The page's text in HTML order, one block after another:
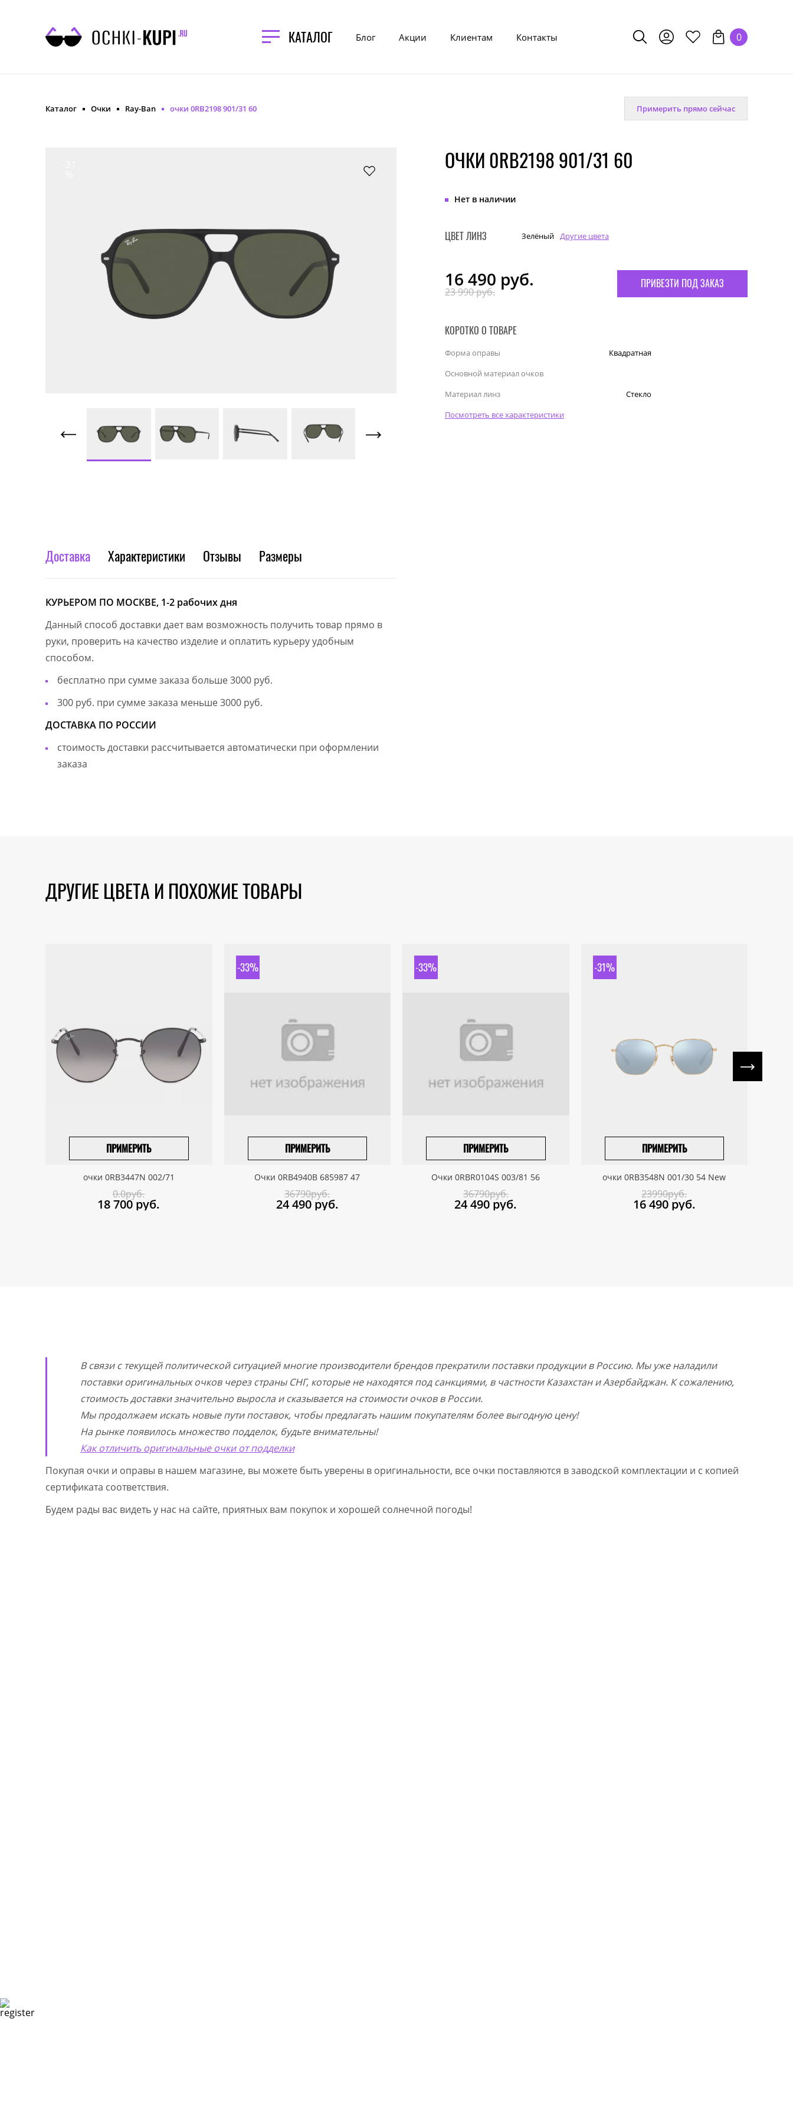
КАТАЛОГ Блог Акции Клиентам Контакты 0
Каталог Очки Ray-Ban очки 0RB2198 901/31 60 Примерить прямо сейчас
ОЧКИ 0RB2198 901/31 60
Нет в наличии
ЦВЕТ ЛИНЗ Зелёный Другие цвета
16 490 руб.
23 990 руб.
ПРИВЕЗТИ ПОД ЗАКАЗ
КОРОТКО О ТОВАРЕ
Форма оправы
Квадратная
Основной материал очков
Материал линз
Стекло
Посмотреть все характеристики
Доставка Характеристики Отзывы Размеры
КУРЬЕРОМ ПО МОСКВЕ, 1-2 рабочих дня
Данный способ доставки дает вам возможность получить товар прямо в
руки, проверить на качество изделие и оплатить курьеру удобным
способом.
бесплатно при сумме заказа больше 3000 руб.
300 руб. при сумме заказа меньше 3000 руб.
ДОСТАВКА ПО РОССИИ
стоимость доставки рассчитывается автоматически при оформлении
заказа
ДРУГИЕ ЦВЕТА И ПОХОЖИЕ ТОВАРЫ
ПРИМЕРИТЬ
ВЫБРАТЬ РАЗМЕР
очки 0RB3447N 002/71
0.0руб.
18 700 руб.
-33%
ПРИМЕРИТЬ
ПРИВЕЗТИ ПОД ЗАКАЗ
Очки 0RB4940B 685987 47
36790руб.
24 490 руб.
-33%
ПРИМЕРИТЬ
ПРИВЕЗТИ ПОД ЗАКАЗ
Очки 0RBR0104S 003/81 56
36790руб.
24 490 руб.
-31%
ПРИМЕРИТЬ
ПРИВЕЗТИ ПОД ЗАКАЗ
очки 0RB3548N 001/30 54 New
23990руб.
16 490 руб.
В связи с текущей политической ситуацией многие производители брендов прекратили поставки продукции в Россию. Мы уже наладили
поставки оригинальных очков через страны СНГ, которые не находятся под санкциями, в частности Казахстан и Азербайджан. К сожалению,
стоимость доставки значительно выросла и сказывается на стоимости очков в России.
Мы продолжаем искать новые пути поставок, чтобы предлагать нашим покупателям более выгодную цену!
На рынке появилось множество подделок, будьте внимательны!
Как отличить оригинальные очки от подделки
Покупая очки и оправы в нашем магазине, вы можете быть уверены в оригинальности, все очки поставляются в заводской комплектации и с копией
сертификата соответствия.
Будем рады вас видеть у нас на сайте, приятных вам покупок и хорошей солнечной погоды!